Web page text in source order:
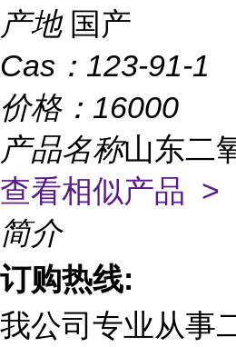
产地 国产
Cas： 123-91-1
价格： 16000
产品名称山东二
查看相似产品 >
简介
订购热线:
我公司专业从事